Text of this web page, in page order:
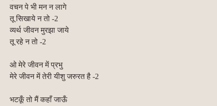
वचन पे भी मन न लागे
तू सिखाये न तो -2
व्यर्थ जीवन मुरझा जाये
तू रहे न तो -2
ओ मेरे जीवन में प्रभु
मेरे जीवन में तेरी यीशु जरुरत है -2
भटकूँ तो मैं कहाँ जाऊँ